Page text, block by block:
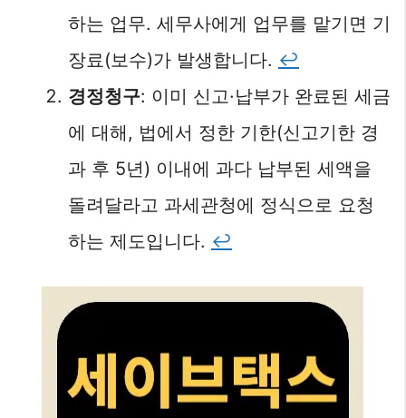
하는 업무. 세무사에게 업무를 맡기면 기
장료(보수)가 발생합니다. ↩︎
경정청구: 이미 신고·납부가 완료된 세금
에 대해, 법에서 정한 기한(신고기한 경
과 후 5년) 이내에 과다 납부된 세액을
돌려달라고 과세관청에 정식으로 요청
하는 제도입니다. ↩︎